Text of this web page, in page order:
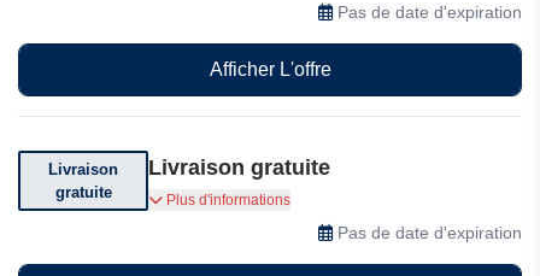
Pas de date d'expiration
Afficher L'offre
Livraison
gratuite
Livraison gratuite
Pilpoil vous offre la LIVRAISON GRATUITE
Plus d'informations
Pas de date d'expiration